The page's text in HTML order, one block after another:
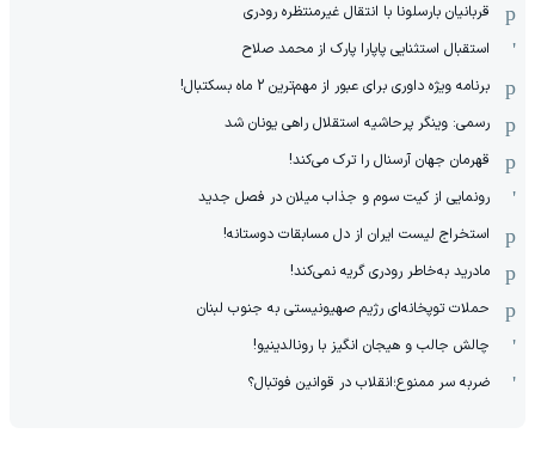
قربانیان بارسلونا با انتقال غیرمنتظره رودری
استقبال استثنایی پاپارا پارک از محمد صلاح
برنامه ویژه داوری برای عبور از مهم‌ترین 2 ماه بسکتبال!
رسمی: وینگر پرحاشیه استقلال راهی یونان شد
قهرمان جهان آرسنال را ترک می‌کند!
رونمایی از کیت سوم و جذاب میلان در فصل جدید
استخراج لیست ایران از دل مسابقات دوستانه!
مادرید به‌خاطر رودری گریه نمی‌کند!
حملات توپخانه‌ای رژیم صهیونیستی به جنوب لبنان
چالش جالب و هیجان انگیز با رونالدینیو!
ضربه سر ممنوع؛انقلاب در قوانین فوتبال؟